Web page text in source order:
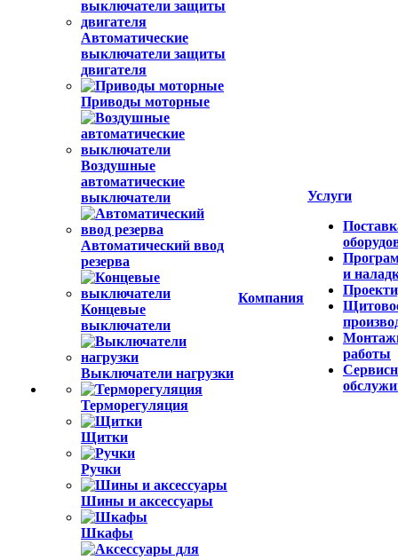
Автоматические
выключатели защиты
двигателя
Приводы моторные
Воздушные
автоматические
выключатели
Автоматический ввод
резерва
Концевые
выключатели
Выключатели нагрузки
Терморегуляция
Щитки
Ручки
Шины и аксессуары
Шкафы
Компания
Услуги
и
работы